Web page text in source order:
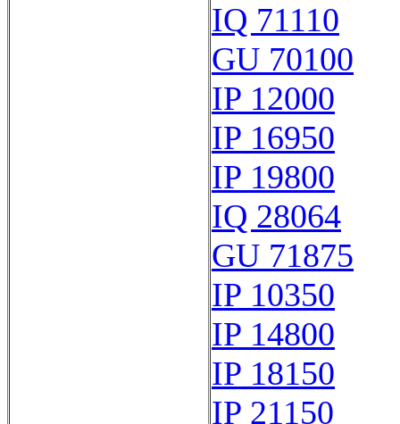
IQ 71110
GU 70100
IP 12000
IP 16950
IP 19800
IQ 28064
GU 71875
IP 10350
IP 14800
IP 18150
IP 21150